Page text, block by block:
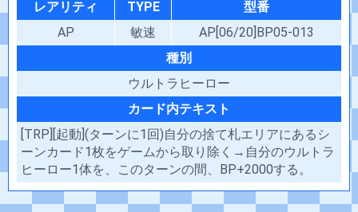
レアリティ
TYPE
型番
AP
敏速
AP[06/20]BP05-013
種別
ウルトラヒーロー
カード内テキスト
[TRP][起動](ターンに1回)自分の捨て札エリアにあるシ
ーンカード1枚をゲームから取り除く→自分のウルトラ
ヒーロー1体を、このターンの間、BP+2000する。